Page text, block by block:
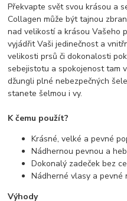
Překvapte svět svou krásou a
Collagen může být tajnou
nad velikostí a krásou Vašeho
vyjádřit Vaši jedinečnost a
velikosti prsů či dokonalosti
sebejistotu a spokojenost tam
džungli plné nebezpečných
stanete šelmou i vy.
K čemu použít?
Krásné, velké a pevné
Nádhernou pevnou a
Dokonalý zadeček bez
Nádherné vlasy a pevné
Výhody